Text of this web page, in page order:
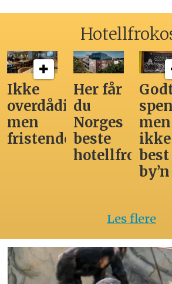
Ikke
overdådig,
men
fristende
Her får
du
Norges
beste
hotellfrokost
men
ikke
by’n
Les flere